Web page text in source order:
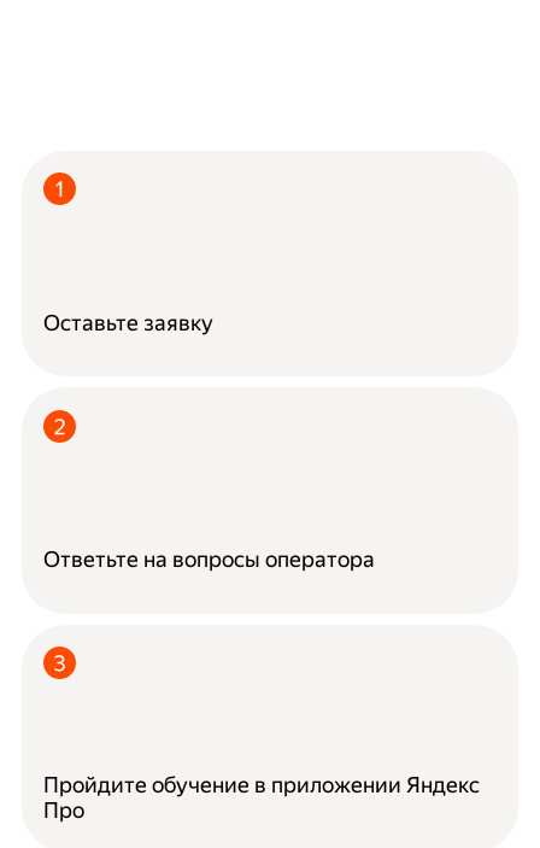
Оставьте заявку
Ответьте на вопросы оператора
Пройдите обучение в приложении Яндекс
Про